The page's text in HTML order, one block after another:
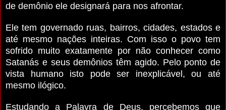
de demônio ele designará para nos afrontar.
Ele tem governado ruas, bairros, cidades, estados e
até mesmo nações inteiras. Com isso o povo tem
sofrido muito exatamente por não conhecer como
Satanás e seus demônios têm agido. Pelo ponto de
vista humano isto pode ser inexplicável, ou até
mesmo ilógico.
Estudando a Palavra de Deus, percebemos que